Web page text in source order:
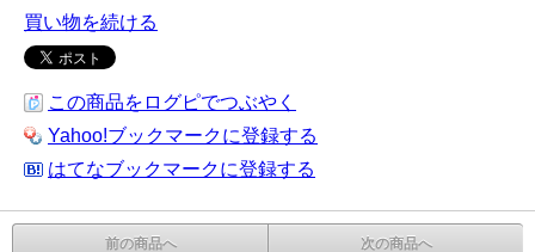
買い物を続ける
この商品をログピでつぶやく
Yahoo!ブックマークに登録する
はてなブックマークに登録する
前の商品へ 次の商品へ